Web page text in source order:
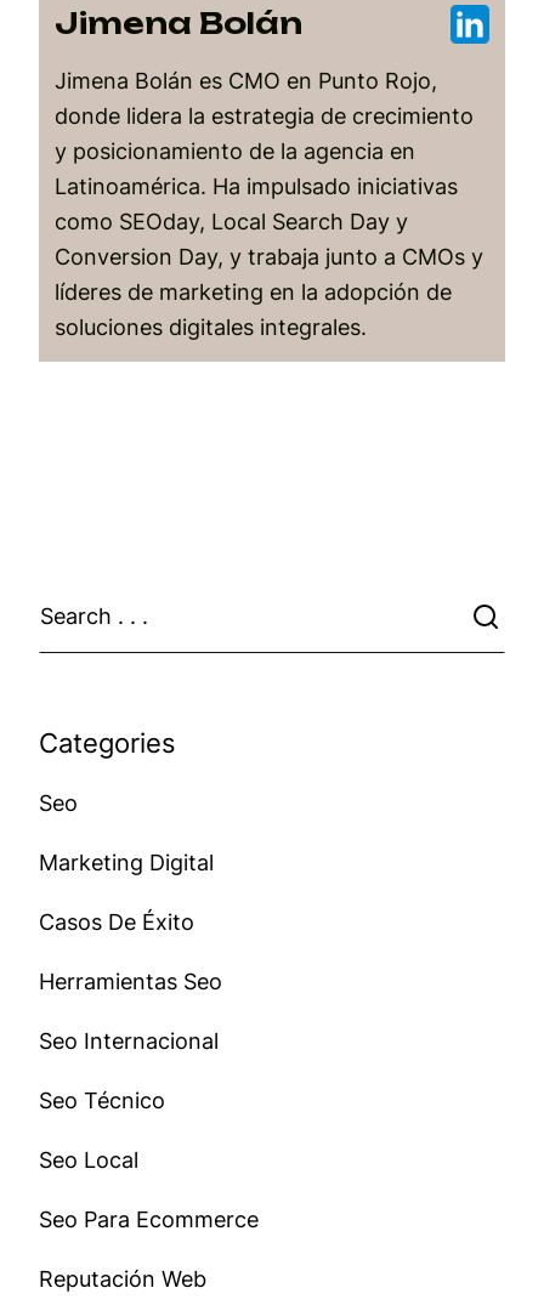
Jimena Bolán
Jimena Bolán es CMO en Punto Rojo,
donde lidera la estrategia de crecimiento
y posicionamiento de la agencia en
Latinoamérica. Ha impulsado iniciativas
como SEOday, Local Search Day y
Conversion Day, y trabaja junto a CMOs y
líderes de marketing en la adopción de
soluciones digitales integrales.
Categories
Seo
Marketing Digital
Casos De Éxito
Herramientas Seo
Seo Internacional
Seo Técnico
Seo Local
Seo Para Ecommerce
Reputación Web